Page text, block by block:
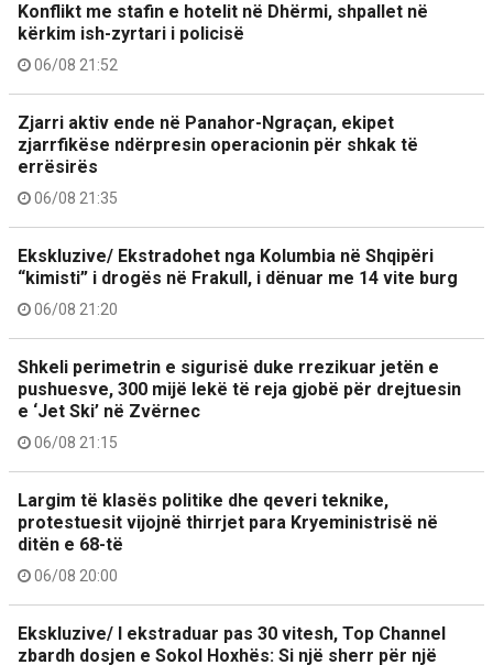
Konflikt me stafin e hotelit në Dhërmi, shpallet në
kërkim ish-zyrtari i policisë
06/08 21:52
Zjarri aktiv ende në Panahor-Ngraçan, ekipet
zjarrfikëse ndërpresin operacionin për shkak të
errësirës
06/08 21:35
Ekskluzive/ Ekstradohet nga Kolumbia në Shqipëri
“kimisti” i drogës në Frakull, i dënuar me 14 vite burg
06/08 21:20
Shkeli perimetrin e sigurisë duke rrezikuar jetën e
pushuesve, 300 mijë lekë të reja gjobë për drejtuesin
e ‘Jet Ski’ në Zvërnec
06/08 21:15
Largim të klasës politike dhe qeveri teknike,
protestuesit vijojnë thirrjet para Kryeministrisë në
ditën e 68-të
06/08 20:00
Ekskluzive/ I ekstraduar pas 30 vitesh, Top Channel
zbardh dosjen e Sokol Hoxhës: Si një sherr për një